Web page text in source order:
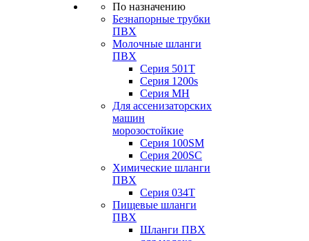
По назначению
Безнапорные трубки
ПВХ
Молочные шланги
ПВХ
Серия 501T
Серия 1200s
Серия МН
Для ассенизаторских
машин
морозостойкие
Серия 100SM
Серия 200SС
Химические шланги
ПВХ
Серия 034Т
Пищевые шланги
ПВХ
Шланги ПВХ